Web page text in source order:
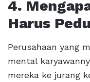
4.
Harus
Perusahaan yang
mental
mereka ke jurang